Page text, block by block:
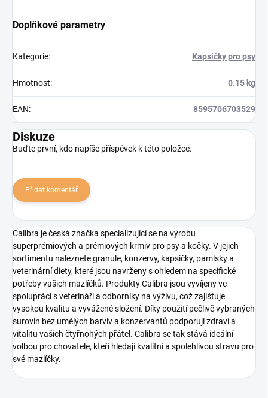
Doplňkové parametry
Kategorie: Kapsičky pro psy
Hmotnost: 0.15 kg
EAN: 8595706703529
Diskuze
Buďte první, kdo napíše příspěvek k této položce.
Přidat komentář
Calibra je česká značka specializující se na výrobu
superprémiových a prémiových krmiv pro psy a kočky. V jejich
sortimentu naleznete granule, konzervy, kapsičky, pamlsky a
veterinární diety, které jsou navrženy s ohledem na specifické
potřeby vašich mazlíčků. Produkty Calibra jsou vyvíjeny ve
spolupráci s veterináři a odborníky na výživu, což zajišťuje
vysokou kvalitu a vyvážené složení. Díky použití pečlivě vybraných
surovin bez umělých barviv a konzervantů podporují zdraví a
vitalitu vašich čtyřnohých přátel. Calibra se tak stává ideální
volbou pro chovatele, kteří hledají kvalitní a spolehlivou stravu pro
své mazlíčky.